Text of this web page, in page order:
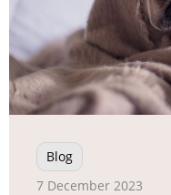
Blog
7 December 2023